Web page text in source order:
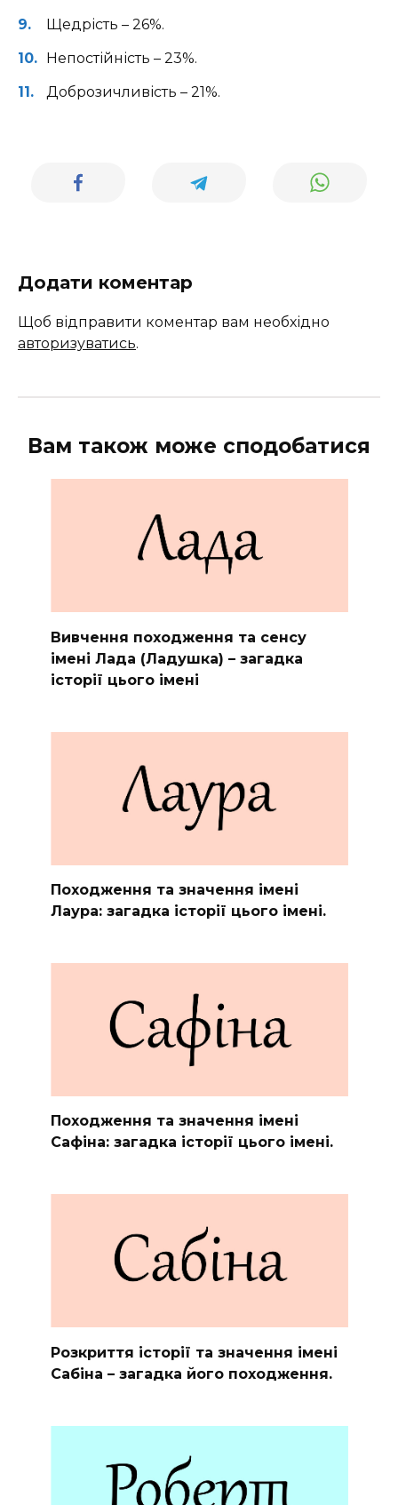
Щедрість – 26%.
Непостійність – 23%.
Доброзичливість – 21%.
Додати коментар
Щоб відправити коментар вам необхідно
авторизуватись.
Вам також може сподобатися
Вивчення походження та сенсу
імені Лада (Ладушка) – загадка
історії цього імені
Походження та значення імені
Лаура: загадка історії цього імені.
Походження та значення імені
Сафіна: загадка історії цього імені.
Розкриття історії та значення імені
Сабіна – загадка його походження.